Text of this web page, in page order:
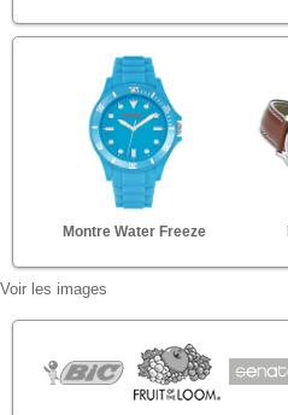
Montre Water Freeze
Voir les images